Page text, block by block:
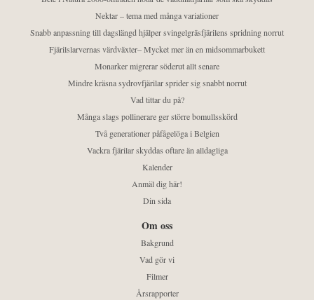
Nektar – tema med många variationer
Snabb anpassning till dagslängd hjälper svingelgräsfjärilens spridning norrut
Fjärilslarvernas värdväxter– Mycket mer än en midsommarbukett
Monarker migrerar söderut allt senare
Mindre kräsna sydrovfjärilar sprider sig snabbt norrut
Vad tittar du på?
Många slags pollinerare ger större bomullsskörd
Två generationer påfågelöga i Belgien
Vackra fjärilar skyddas oftare än alldagliga
Kalender
Anmäl dig här!
Din sida
Om oss
Bakgrund
Vad gör vi
Filmer
Årsrapporter